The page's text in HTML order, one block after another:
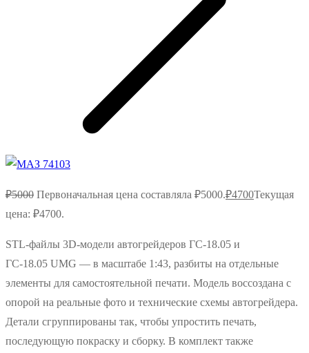
₽5000 Первоначальная цена составляла ₽5000.₽4700Текущая
цена: ₽4700.
STL‑файлы 3D‑модели автогрейдеров ГС‑18.05 и
ГС‑18.05 UMG — в масштабе 1:43, разбиты на отдельные
элементы для самостоятельной печати. Модель воссоздана с
опорой на реальные фото и технические схемы автогрейдера.
Детали сгруппированы так, чтобы упростить печать,
последующую покраску и сборку. В комплект также